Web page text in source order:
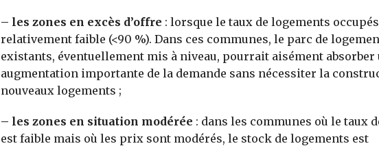
– les zones en excès d’offre : lorsque le taux de logements
relativement faible (<90 %). Dans ces communes, le parc de
existants, éventuellement mis à niveau, pourrait aisément absorber
augmentation importante de la demande sans nécessiter la
nouveaux logements ;
– les zones en situation modérée : dans les communes où le taux
est faible mais où les prix sont modérés, le stock de logements est